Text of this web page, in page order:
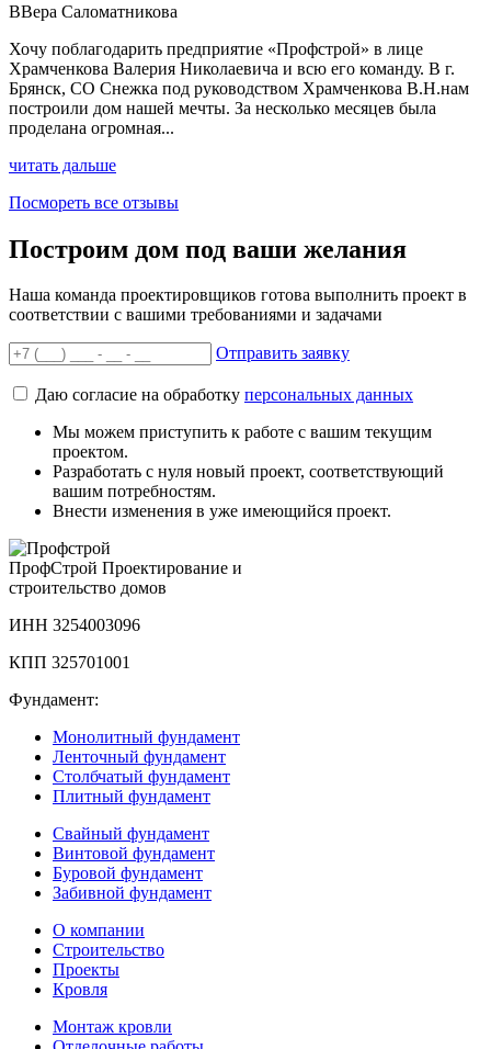
ВВера Саломатникова
Хочу поблагодарить предприятие «Профстрой» в лице
Храмченкова Валерия Николаевича и всю его команду. В г.
Брянск, СО Снежка под руководством Храмченкова В.Н.нам
построили дом нашей мечты. За несколько месяцев была
проделана огромная...
читать дальше
Посмореть все отзывы
Построим дом под ваши желания
Наша команда проектировщиков готова выполнить проект в
соответствии с вашими требованиями и задачами
Отправить заявку
Даю согласие на обработку персональных данных
Мы можем приступить к работе с вашим текущим
проектом.
Разработать с нуля новый проект, соответствующий
вашим потребностям.
Внести изменения в уже имеющийся проект.
ПрофСтрой Проектирование и
строительство домов
ИНН 3254003096
КПП 325701001
Фундамент:
Монолитный фундамент
Ленточный фундамент
Столбчатый фундамент
Плитный фундамент
Свайный фундамент
Винтовой фундамент
Буровой фундамент
Забивной фундамент
О компании
Строительство
Проекты
Кровля
Монтаж кровли